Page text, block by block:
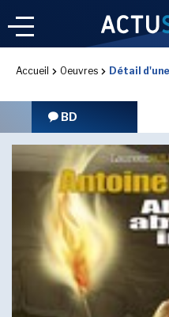
NOS
LES
Accueil Oeuvres Détail
BD